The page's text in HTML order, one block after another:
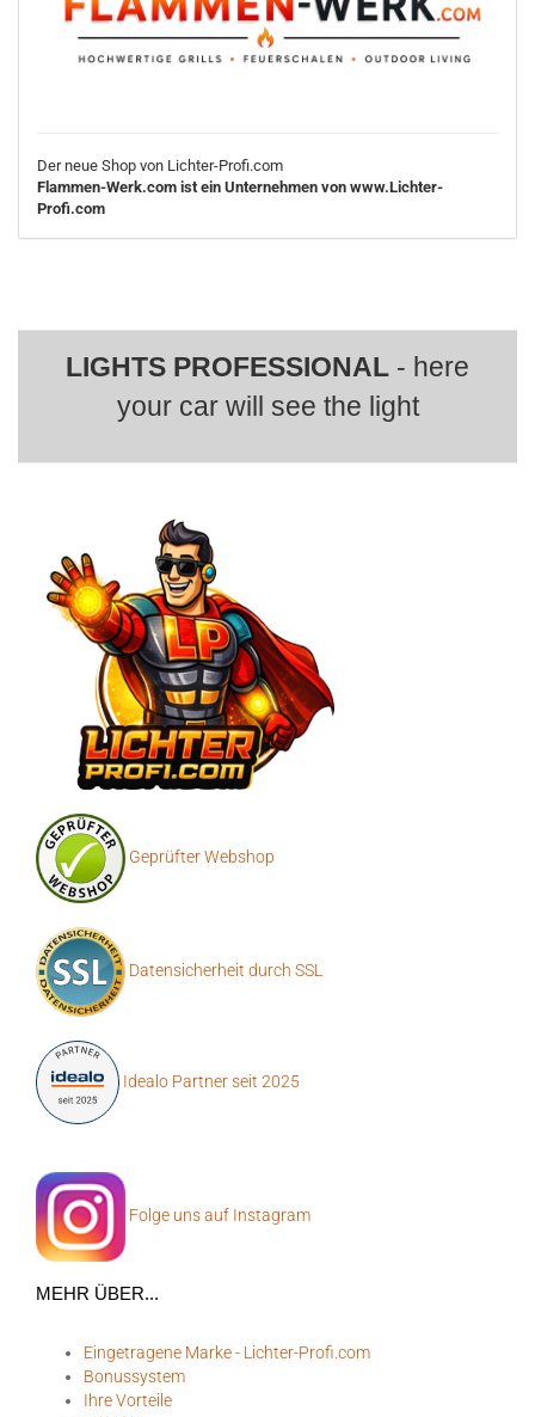
Der neue Shop von Lichter-Profi.com
Flammen-Werk.com ist ein Unternehmen von www.Lichter-
Profi.com
LIGHTS PROFESSIONAL - here
your car will see the light
Geprüfter Webshop
Datensicherheit durch SSL
Idealo Partner seit 2025
Folge uns auf Instagram
MEHR ÜBER...
Eingetragene Marke - Lichter-Profi.com
Bonussystem
Ihre Vorteile